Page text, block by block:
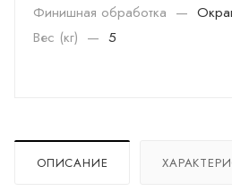
Финишная обработка —
Вес (кг) — 5
ОПИСАНИЕ